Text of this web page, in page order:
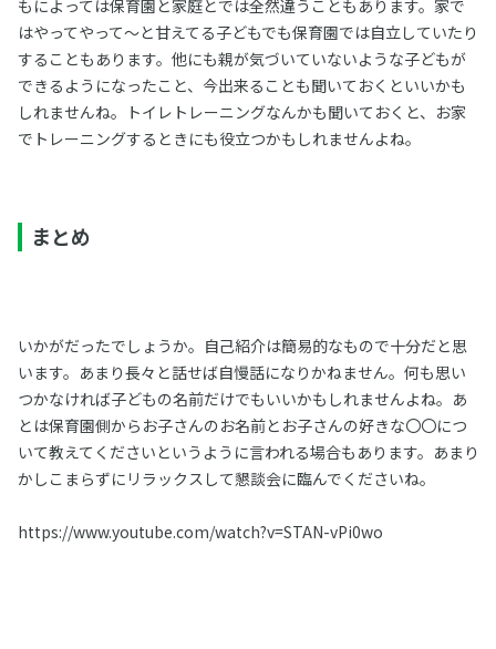
もによっては保育園と家庭とでは全然違うこともあります。家で
はやってやって〜と甘えてる子どもでも保育園では自立していたり
することもあります。他にも親が気づいていないような子どもが
できるようになったこと、今出来ることも聞いておくといいかも
しれませんね。トイレトレーニングなんかも聞いておくと、お家
でトレーニングするときにも役立つかもしれませんよね。
まとめ
いかがだったでしょうか。自己紹介は簡易的なもので十分だと思
います。あまり長々と話せば自慢話になりかねません。何も思い
つかなければ子どもの名前だけでもいいかもしれませんよね。あ
とは保育園側からお子さんのお名前とお子さんの好きな〇〇につ
いて教えてくださいというように言われる場合もあります。あまり
かしこまらずにリラックスして懇談会に臨んでくださいね。
https://www.youtube.com/watch?v=STAN-vPi0wo